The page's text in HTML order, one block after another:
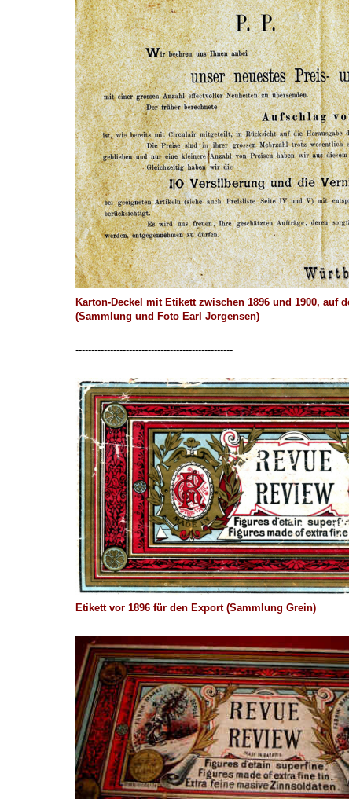
Karton-Deckel mit Etikett zwischen 1896 und 1900, auf
(Sammlung und Foto Earl Jorgensen)
--------------------------------------------------
Etikett vor 1896 für den Export (Sammlung Grein)